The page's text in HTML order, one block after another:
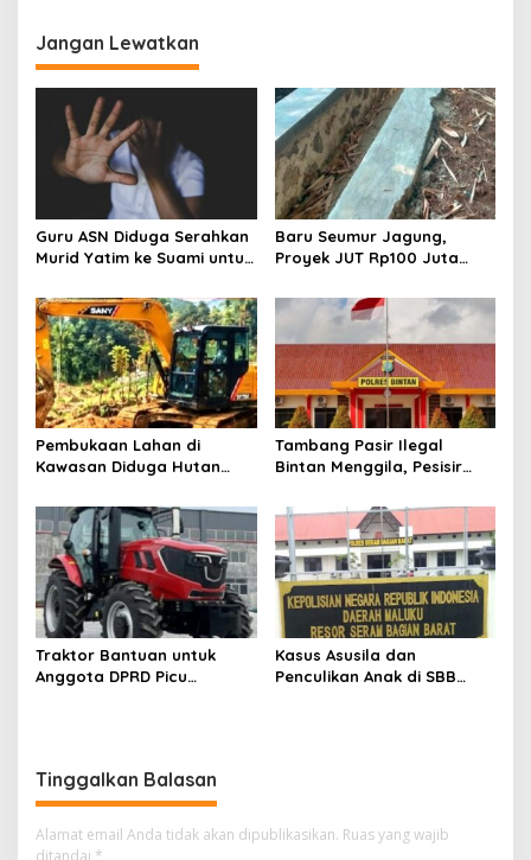
m
g
a
p
s
Jangan Lewatkan
Guru ASN Diduga Serahkan
Murid Yatim ke Suami untuk
Mengamuk
Baru Seumur Jagung,
Proyek JUT Rp100 Juta
Anggaran Menguat
Pembukaan Lahan di
Kawasan Diduga Hutan
Dipertanyakan
Tambang Pasir Ilegal
Bintan Menggila, Pesisir
Traktor Bantuan untuk
Anggota DPRD Picu
Kasus Asusila dan
Penculikan Anak di SBB
Tinggalkan Balasan
Alamat email Anda tidak akan dipublikasikan. Ruas yang wajib
ditandai *